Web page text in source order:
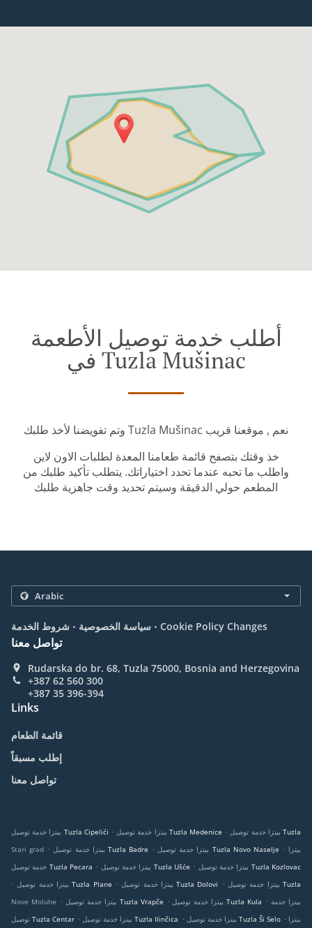
أطلب خدمة توصيل الأطعمة
في Tuzla Mušinac
وتم تفويضنا لأخذ طلبك Tuzla Mušinac نعم , موقعنا قريب
خذ وقتك بتصفح قائمة طعامنا المعدة لطلبات الاون لاين
واطلب ما تحبه عندما تحدد اختياراتك. يتطلب تأكيد طلبك من
المطعم حولي الدقيقة وسيتم تحديد وقت جاهزية طلبك
سياسة الخصوصية . شروط الخدمة . Cookie Policy Changes
تواصل معنا
Rudarska do br. 68, Tuzla 75000, Bosnia and Herzegovina
+387 62 560 300
+387 35 396-394
Links
قائمة الطعام
إطلب مسبقاً
تواصل معنا
بيتزا خدمة توصيل Tuzla Cipelići . بيتزا خدمة توصيل Tuzla Medenice . بيتزا خدمة توصيل Tuzla
Stari grad . بيتزا خدمة توصيل Tuzla Badre . بيتزا خدمة توصيل Tuzla Novo Naselje . بيتزا
خدمة توصيل Tuzla Pecara . بيتزا خدمة توصيل Tuzla Ušće .
بيتزا خدمة توصيل Tuzla Kozlovac
.
بيتزا خدمة توصيل Tuzla Plane . بيتزا خدمة توصيل Tuzla Dolovi . بيتزا خدمة توصيل Tuzla
Nove Moluhe . بيتزا خدمة توصيل Tuzla Vrapče . بيتزا خدمة توصيل Tuzla Kula . بيتزا خدمة
توصيل Tuzla Centar . بيتزا خدمة توصيل Tuzla Ilinčica . بيتزا خدمة توصيل Tuzla Ši Selo . بيتزا